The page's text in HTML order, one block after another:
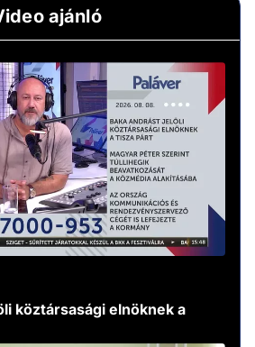
ajánló
köztársasági elnöknek a